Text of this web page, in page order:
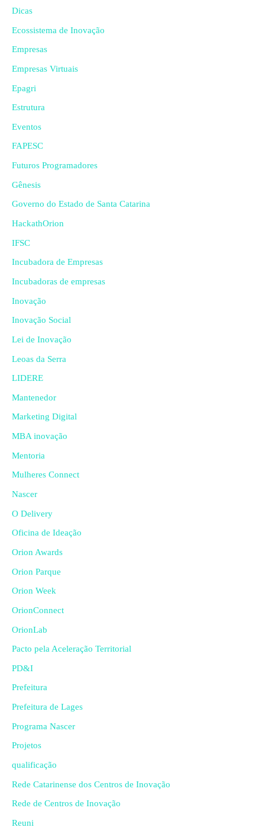
Dicas
Ecossistema de Inovação
Empresas
Empresas Virtuais
Epagri
Estrutura
Eventos
FAPESC
Futuros Programadores
Gênesis
Governo do Estado de Santa Catarina
HackathOrion
IFSC
Incubadora de Empresas
Incubadoras de empresas
Inovação
Inovação Social
Lei de Inovação
Leoas da Serra
LIDERE
Mantenedor
Marketing Digital
MBA inovação
Mentoria
Mulheres Connect
Nascer
O Delivery
Oficina de Ideação
Orion Awards
Orion Parque
Orion Week
OrionConnect
OrionLab
Pacto pela Aceleração Territorial
PD&I
Prefeitura
Prefeitura de Lages
Programa Nascer
Projetos
qualificação
Rede Catarinense dos Centros de Inovação
Rede de Centros de Inovação
Reuni